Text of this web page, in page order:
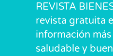
REVISTA
revista gratuita
información
saludable y